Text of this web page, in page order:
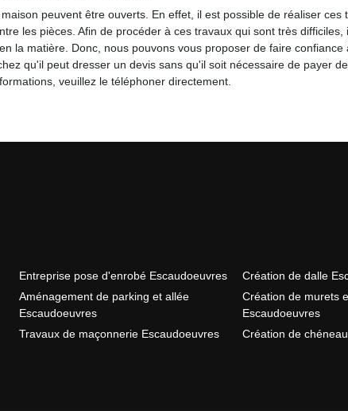
peuvent être ouverts. En effet, il est possible de réaliser ces
les pièces. Afin de procéder à ces travaux qui sont très difficiles,
la matière. Donc, nous pouvons vous proposer de faire confiance
qu'il peut dresser un devis sans qu'il soit nécessaire de payer
veuillez le téléphoner directement.
Entreprise pose d'enrobé Escaudoeuvres
Aménagement de parking et allée
Escaudoeuvres
Travaux de maçonnerie Escaudoeuvres
Création de dalle
Création de murets
Escaudoeuvres
Création de